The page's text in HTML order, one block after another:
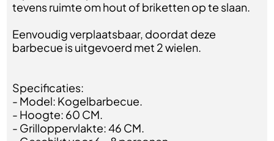
tevens ruimte om hout of briketten op te slaan.
Eenvoudig verplaatsbaar, doordat deze
barbecue is uitgevoerd met 2 wielen.
Specificaties:
- Model: Kogelbarbecue.
- Hoogte: 60 CM.
- Grilloppervlakte: 46 CM.